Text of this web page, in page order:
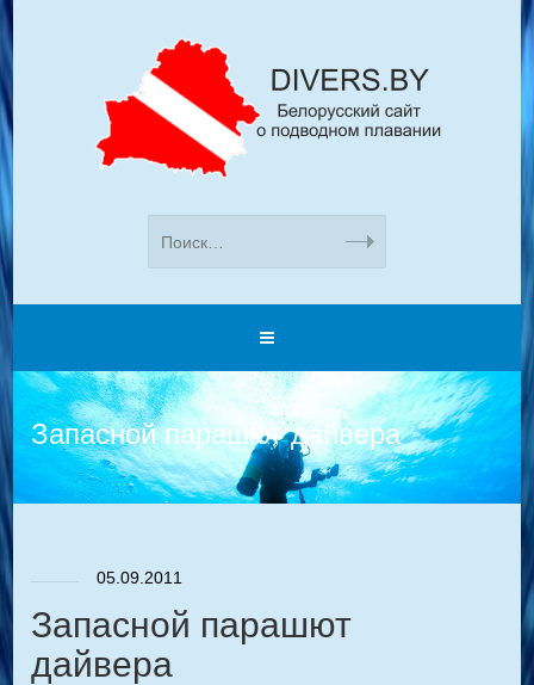
Запасной парашют дайвера
05.09.2011
Запасной парашют
дайвера